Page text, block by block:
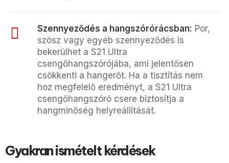
Szennyeződés a hangszórórácsban: Por,
szösz vagy egyéb szennyeződés is
bekerülhet a S21 Ultra
csengőhangszórójába, ami jelentősen
csökkenti a hangerőt. Ha a tisztítás nem
hoz megfelelő eredményt, a S21 Ultra
csengőhangszóró csere biztosítja a
hangminőség helyreállítását.
Gyakran ismételt kérdések